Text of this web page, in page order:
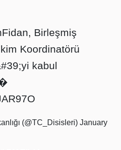
, Birleşmiş
Koordinatörü
kabul
(@TC_Disisleri) January